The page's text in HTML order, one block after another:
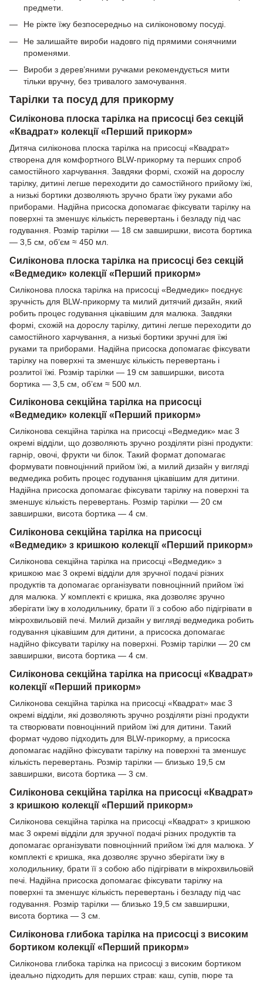
предмети.
Не ріжте їжу безпосередньо на силіконовому посуді.
Не залишайте вироби надовго під прямими сонячними
променями.
Вироби з дерев’яними ручками рекомендується мити
тільки вручну, без тривалого замочування.
Тарілки та посуд для прикорму
Силіконова плоска тарілка на присосці без секцій
«Квадрат» колекції «Перший прикорм»
Дитяча силіконова плоска тарілка на присосці «Квадрат»
створена для комфортного BLW-прикорму та перших спроб
самостійного харчування. Завдяки формі, схожій на дорослу
тарілку, дитині легше переходити до самостійного прийому їжі,
а низькі бортики дозволяють зручно брати їжу руками або
приборами. Надійна присоска допомагає фіксувати тарілку на
поверхні та зменшує кількість перевертань і безладу під час
годування. Розмір тарілки — 18 см завширшки, висота бортика
— 3,5 см, об’єм ≈ 450 мл.
Силіконова плоска тарілка на присосці без секцій
«Ведмедик» колекції «Перший прикорм»
Силіконова плоска тарілка на присосці «Ведмедик» поєднує
зручність для BLW-прикорму та милий дитячий дизайн, який
робить процес годування цікавішим для малюка. Завдяки
формі, схожій на дорослу тарілку, дитині легше переходити до
самостійного харчування, а низькі бортики зручні для їжі
руками та приборами. Надійна присоска допомагає фіксувати
тарілку на поверхні та зменшує кількість перевертань і
розлитої їжі. Розмір тарілки — 19 см завширшки, висота
бортика — 3,5 см, об’єм ≈ 500 мл.
Силіконова секційна тарілка на присосці
«Ведмедик» колекції «Перший прикорм»
Силіконова секційна тарілка на присосці «Ведмедик» має 3
окремі відділи, що дозволяють зручно розділяти різні продукти:
гарнір, овочі, фрукти чи білок. Такий формат допомагає
формувати повноцінний прийом їжі, а милий дизайн у вигляді
ведмедика робить процес годування цікавішим для дитини.
Надійна присоска допомагає фіксувати тарілку на поверхні та
зменшує кількість перевертань. Розмір тарілки — 20 см
завширшки, висота бортика — 4 см.
Силіконова секційна тарілка на присосці
«Ведмедик» з кришкою колекції «Перший прикорм»
Силіконова секційна тарілка на присосці «Ведмедик» з
кришкою має 3 окремі відділи для зручної подачі різних
продуктів та допомагає організувати повноцінний прийом їжі
для малюка. У комплекті є кришка, яка дозволяє зручно
зберігати їжу в холодильнику, брати її з собою або підігрівати в
мікрохвильовій печі. Милий дизайн у вигляді ведмедика робить
годування цікавішим для дитини, а присоска допомагає
надійно фіксувати тарілку на поверхні. Розмір тарілки — 20 см
завширшки, висота бортика — 4 см.
Силіконова секційна тарілка на присосці «Квадрат»
колекції «Перший прикорм»
Силіконова секційна тарілка на присосці «Квадрат» має 3
окремі відділи, які дозволяють зручно розділяти різні продукти
та створювати повноцінний прийом їжі для дитини. Такий
формат чудово підходить для BLW-прикорму, а присоска
допомагає надійно фіксувати тарілку на поверхні та зменшує
кількість перевертань. Розмір тарілки — близько 19,5 см
завширшки, висота бортика — 3 см.
Силіконова секційна тарілка на присосці «Квадрат»
з кришкою колекції «Перший прикорм»
Силіконова секційна тарілка на присосці «Квадрат» з кришкою
має 3 окремі відділи для зручної подачі різних продуктів та
допомагає організувати повноцінний прийом їжі для малюка. У
комплекті є кришка, яка дозволяє зручно зберігати їжу в
холодильнику, брати її з собою або підігрівати в мікрохвильовій
печі. Надійна присоска допомагає фіксувати тарілку на
поверхні та зменшує кількість перевертань і безладу під час
годування. Розмір тарілки — близько 19,5 см завширшки,
висота бортика — 3 см.
Силіконова глибока тарілка на присосці з високим
бортиком колекції «Перший прикорм»
Силіконова глибока тарілка на присосці з високим бортиком
ідеально підходить для перших страв: каш, супів, пюре та